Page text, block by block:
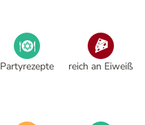
Partyrezepte reich an Eiweiß